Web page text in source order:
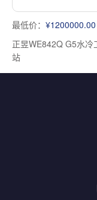
最低价： ¥1200000.00
正昱WE842Q G5水冷
站